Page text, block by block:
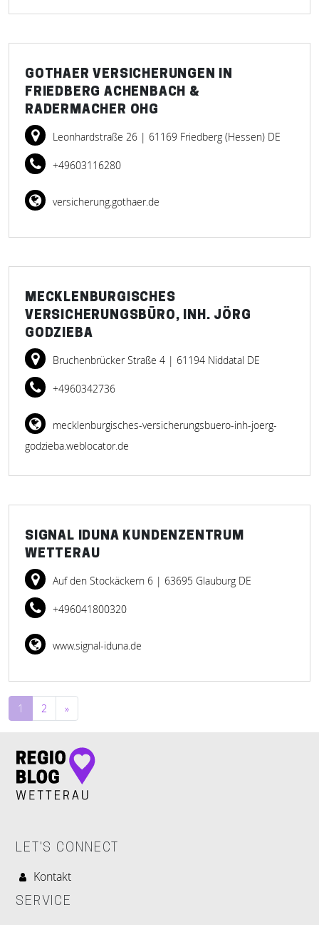
GOTHAER VERSICHERUNGEN IN
FRIEDBERG ACHENBACH &
RADERMACHER OHG
Leonhardstraße 26 | 61169 Friedberg (Hessen) DE
+49603116280
versicherung.gothaer.de
MECKLENBURGISCHES
VERSICHERUNGSBÜRO, INH. JÖRG
GODZIEBA
Bruchenbrücker Straße 4 | 61194 Niddatal DE
+4960342736
mecklenburgisches-versicherungsbuero-inh-joerg-
godzieba.weblocator.de
SIGNAL IDUNA KUNDENZENTRUM
WETTERAU
Auf den Stockäckern 6 | 63695 Glauburg DE
+496041800320
www.signal-iduna.de
Beitragsnavigation
1 2 »
LET'S CONNECT
Kontakt
SERVICE